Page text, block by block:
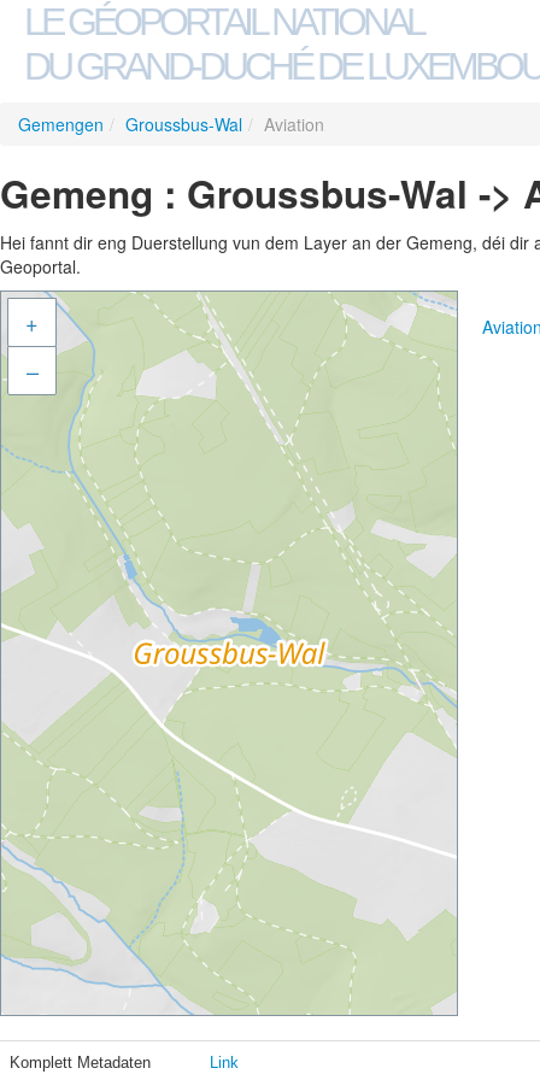
LE GÉOPORTAIL NATIONAL
DU GRAND-DUCHÉ DE
Gemengen / Groussbus-Wal / Aviation
Gemeng : Groussbus-Wal ->
Hei fannt dir eng Duerstellung vun dem Layer an der Gemeng, déi
Geoportal.
+
–
Komplett Metadaten Link